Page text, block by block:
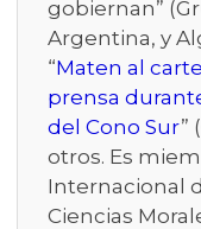
gobiernan”
Argentina, y
“Maten al
prensa
del Cono Sur”
otros. Es
Internacional
Ciencias